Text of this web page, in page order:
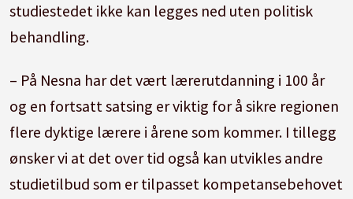
studiestedet ikke kan legges ned uten politisk
behandling.
– På Nesna har det vært lærerutdanning i 100 år
og en fortsatt satsing er viktig for å sikre regionen
flere dyktige lærere i årene som kommer. I tillegg
ønsker vi at det over tid også kan utvikles andre
studietilbud som er tilpasset kompetansebehovet